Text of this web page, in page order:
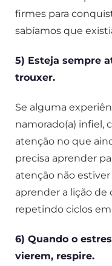
firmes para
sabíamos que
5) Esteja sempre
trouxer.
Se alguma
namorado(a) infiel,
atenção no que
precisa aprender
atenção não
aprender a lição de
repetindo ciclos
6) Quando o
vierem, respire.